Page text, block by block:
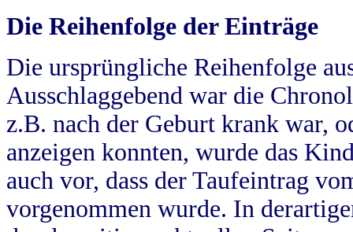
Die Reihenfolge der Einträge
Die ursprüngliche Reihenfolge
Ausschlaggebend war die
z.B. nach der Geburt krank war,
anzeigen konnten, wurde das
auch vor, dass der Taufeintrag
vorgenommen wurde. In